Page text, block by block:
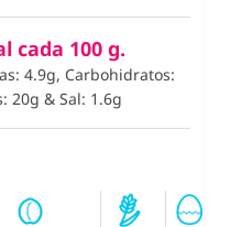
cada 100 g.
4.9g, Carbohidratos:
20g & Sal: 1.6g